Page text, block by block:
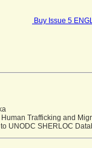
Buy Issue 5
Trafficking and
UNODC SHERLOC